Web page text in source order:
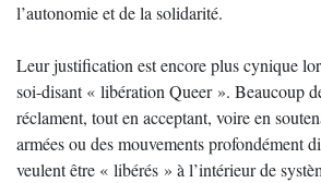
l’autonomie et de la solidarité.
Leur justification est encore plus cynique
soi-disant « libération Queer ». Beaucoup
réclament, tout en acceptant, voire en
armées ou des mouvements profondément
veulent être « libérés » à l’intérieur de